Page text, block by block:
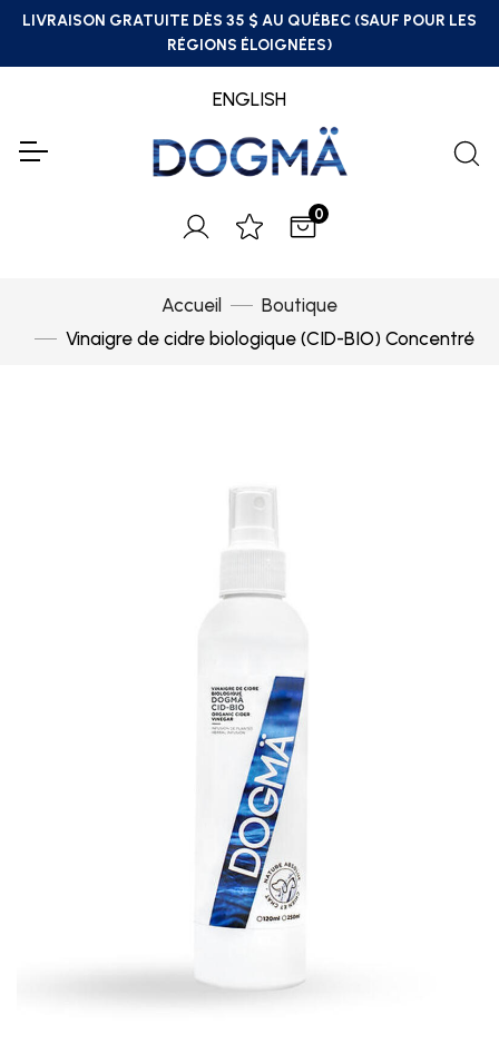
LIVRAISON GRATUITE DÈS 35 $ AU QUÉBEC (SAUF POUR LES
RÉGIONS ÉLOIGNÉES)
ENGLISH
0
Accueil
Boutique
Vinaigre de cidre biologique (CID-BIO) Concentré